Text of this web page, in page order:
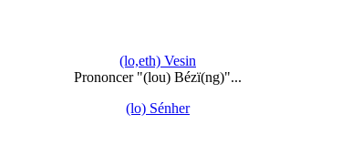
(lo,eth) Vesin
Prononcer "(lou) Bézï(ng)"...
(lo) Sénher